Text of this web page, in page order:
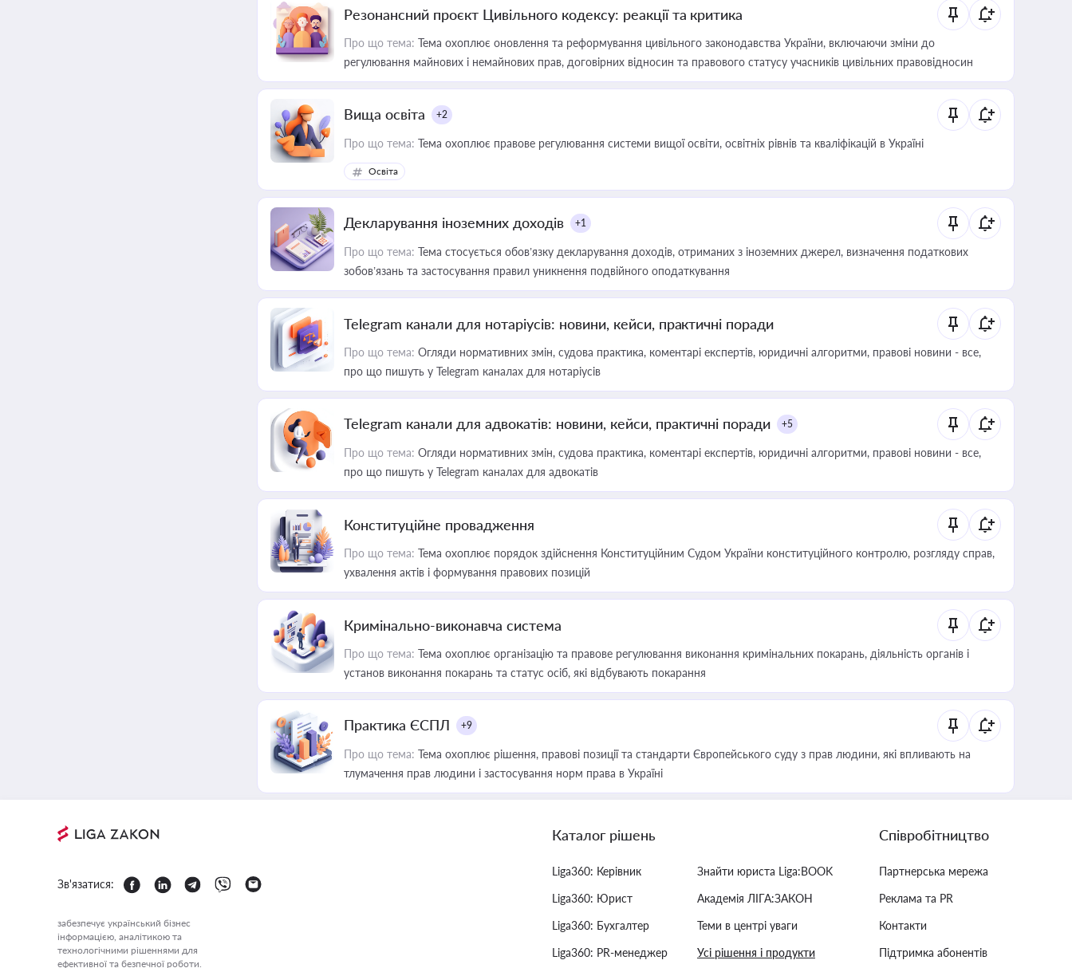
Резонансний проєкт Цивільного кодексу: реакції та критика
Про що тема: Тема охоплює оновлення та реформування цивільного законодавства України, включаючи зміни до
регулювання майнових і немайнових прав, договірних відносин та правового статусу учасників цивільних правовідносин
Вища освіта +2
Про що тема: Тема охоплює правове регулювання системи вищої освіти, освітніх рівнів та кваліфікацій в Україні
Освіта
Декларування іноземних доходів +1
Про що тема: Тема стосується обов’язку декларування доходів, отриманих з іноземних джерел, визначення податкових
зобов’язань та застосування правил уникнення подвійного оподаткування
Telegram канали для нотаріусів: новини, кейси, практичні поради
Про що тема: Огляди нормативних змін, судова практика, коментарі експертів, юридичні алгоритми, правові новини - все,
про що пишуть у Telegram каналах для нотаріусів
Telegram канали для адвокатів: новини, кейси, практичні поради +5
Про що тема: Огляди нормативних змін, судова практика, коментарі експертів, юридичні алгоритми, правові новини - все,
про що пишуть у Telegram каналах для адвокатів
Конституційне провадження
Про що тема: Тема охоплює порядок здійснення Конституційним Судом України конституційного контролю, розгляду справ,
ухвалення актів і формування правових позицій
Кримінально-виконавча система
Про що тема: Тема охоплює організацію та правове регулювання виконання кримінальних покарань, діяльність органів і
установ виконання покарань та статус осіб, які відбувають покарання
Практика ЄСПЛ +9
Про що тема: Тема охоплює рішення, правові позиції та стандарти Європейського суду з прав людини, які впливають на
тлумачення прав людини і застосування норм права в Україні
Зв'язатися:
забезпечує український бізнес
інформацією, аналітикою та
технологічними рішеннями для
ефективної та безпечної роботи.
Каталог рішень
Liga360: Керівник
Liga360: Юрист
Liga360: Бухгалтер
Liga360: PR-менеджер
Знайти юриста Liga:BOOK
Академія ЛІГА:ЗАКОН
Теми в центрі уваги
Усі рішення і продукти
Співробітництво
Партнерська мережа
Реклама та PR
Контакти
Підтримка абонентів